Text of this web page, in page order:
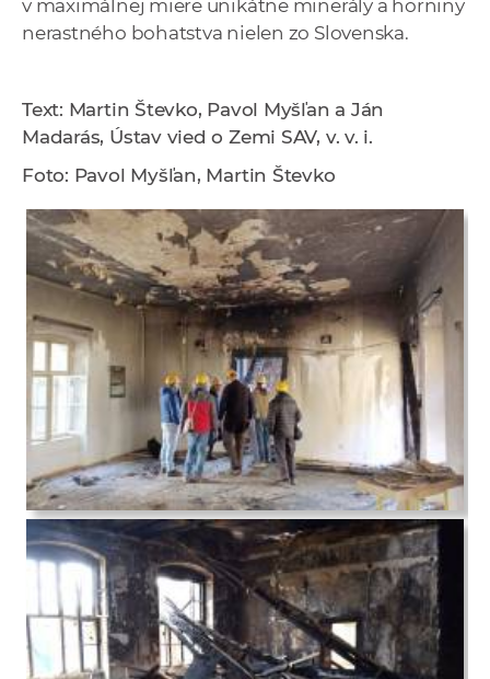
v maximálnej miere unikátne minerály a horniny
nerastného bohatstva nielen zo Slovenska.
Text: Martin Števko, Pavol Myšľan a Ján
Madarás, Ústav vied o Zemi SAV, v. v. i.
Foto: Pavol Myšľan, Martin Števko